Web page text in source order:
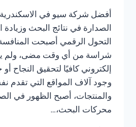
أفضل شركة سيو في
الصدارة في نتائج البحث
التحول الرقمي أصبحت المنافسة
شراسة من أي وقت مضى، ولم
إلكتروني كافيًا لتحقيق النجاح
وجود آلاف المواقع التي تقدم
والمنتجات، أصبح الظهور في
محركات البحث،…